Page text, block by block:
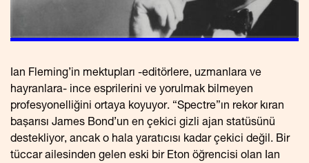
Ian Fleming’in mektupları -editörlere, uzmanlara ve
hayranlara- ince esprilerini ve yorulmak bilmeyen
profesyonelliğini ortaya koyuyor. “Spectre”ın rekor kıran
başarısı James Bond’un en çekici gizli ajan statüsünü
destekliyor, ancak o hala yaratıcısı kadar çekici değil. Bir
tüccar ailesinden gelen eski bir Eton öğrencisi olan Ian